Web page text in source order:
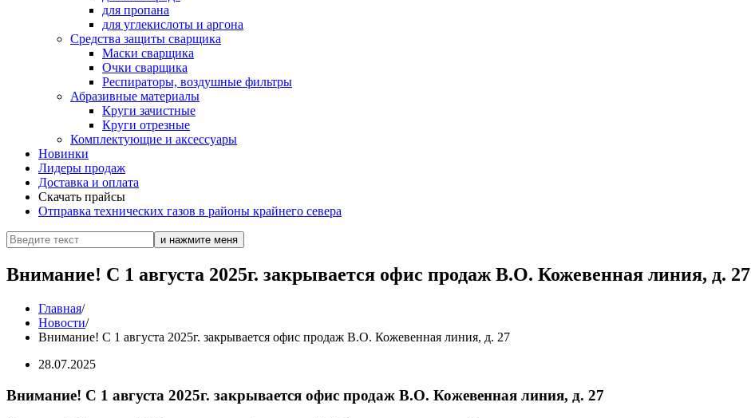
для пропана
для углекислоты и аргона
Средства защиты сварщика
Маски сварщика
Очки сварщика
Респираторы, воздушные фильтры
Абразивные материалы
Круги зачистные
Круги отрезные
Комплектующие и аксессуары
Новинки
Лидеры продаж
Доставка и оплата
Скачать прайсы
Отправка технических газов в районы крайнего севера
Внимание! С 1 августа 2025г. закрывается офис продаж В.О. Кожевенная линия, д. 27
Главная/
Новости/
Внимание! С 1 августа 2025г. закрывается офис продаж В.О. Кожевенная линия, д. 27
28.07.2025
Внимание! С 1 августа 2025г. закрывается офис продаж В.О. Кожевенная линия, д. 27